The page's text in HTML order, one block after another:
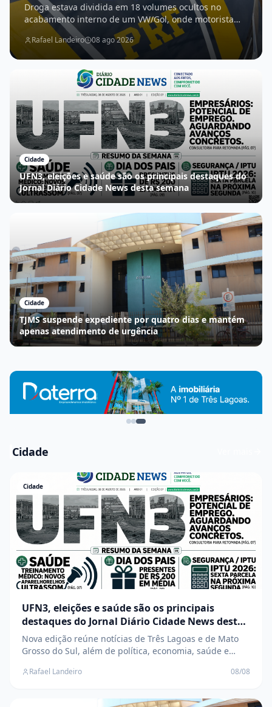
Droga estava dividida em 18 volumes ocultos no
acabamento interno de um VW/Gol, onde motorista
confessou que levaria o entorpecente até Três Lagoas
Rafael Landeiro 08 ago 2026
Cidade
UFN3, eleições e saúde são os principais destaques do
Jornal Diário Cidade News desta semana
Cidade
TJMS suspende expediente por quatro dias e mantém
apenas atendimento de urgência
Cidade
Cidade
UFN3, eleições e saúde são os principais
destaques do Jornal Diário Cidade News desta
semana
Nova edição reúne notícias de Três Lagoas e de Mato
Grosso do Sul, além de política, economia, saúde e
Rafael Landeiro 08/08